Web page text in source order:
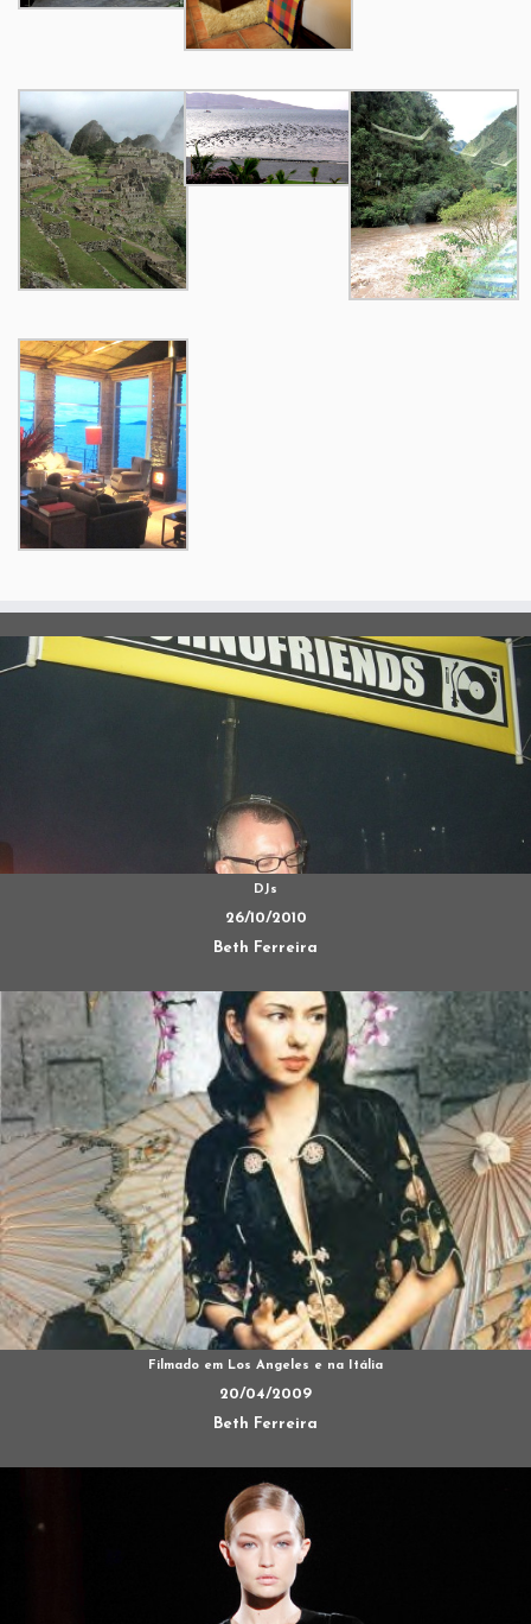
DJs
26/10/2010
Beth Ferreira
Filmado em Los Angeles e na Itália
20/04/2009
Beth Ferreira